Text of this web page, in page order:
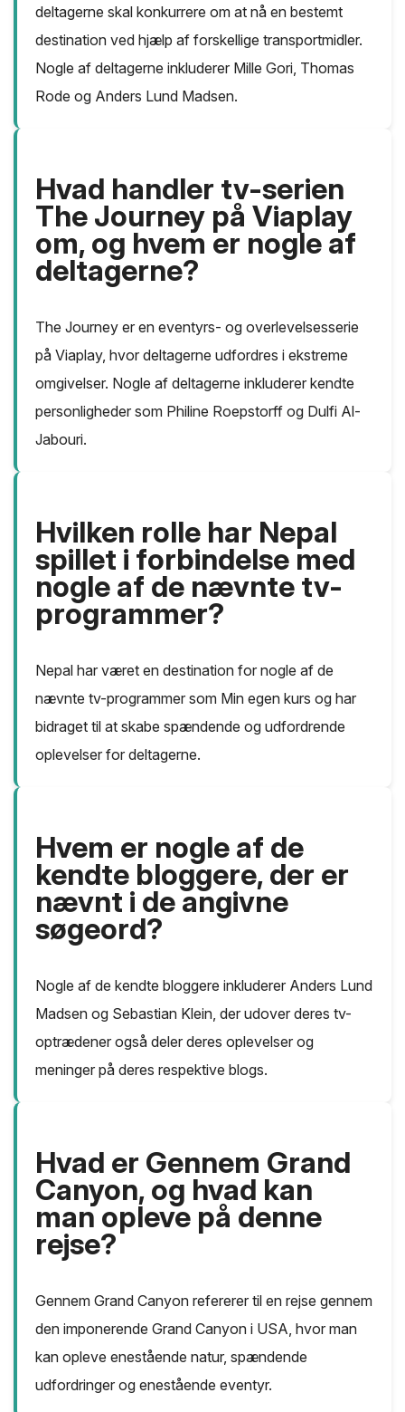
deltagerne skal konkurrere om at nå en bestemt
destination ved hjælp af forskellige transportmidler.
Nogle af deltagerne inkluderer Mille Gori, Thomas
Rode og Anders Lund Madsen.
Hvad handler tv-serien
The Journey på Viaplay
om, og hvem er nogle af
deltagerne?
The Journey er en eventyrs- og overlevelsesserie
på Viaplay, hvor deltagerne udfordres i ekstreme
omgivelser. Nogle af deltagerne inkluderer kendte
personligheder som Philine Roepstorff og Dulfi Al-
Jabouri.
Hvilken rolle har Nepal
spillet i forbindelse med
nogle af de nævnte tv-
programmer?
Nepal har været en destination for nogle af de
nævnte tv-programmer som Min egen kurs og har
bidraget til at skabe spændende og udfordrende
oplevelser for deltagerne.
Hvem er nogle af de
kendte bloggere, der er
nævnt i de angivne
søgeord?
Nogle af de kendte bloggere inkluderer Anders Lund
Madsen og Sebastian Klein, der udover deres tv-
optrædener også deler deres oplevelser og
meninger på deres respektive blogs.
Hvad er Gennem Grand
Canyon, og hvad kan
man opleve på denne
rejse?
Gennem Grand Canyon refererer til en rejse gennem
den imponerende Grand Canyon i USA, hvor man
kan opleve enestående natur, spændende
udfordringer og enestående eventyr.